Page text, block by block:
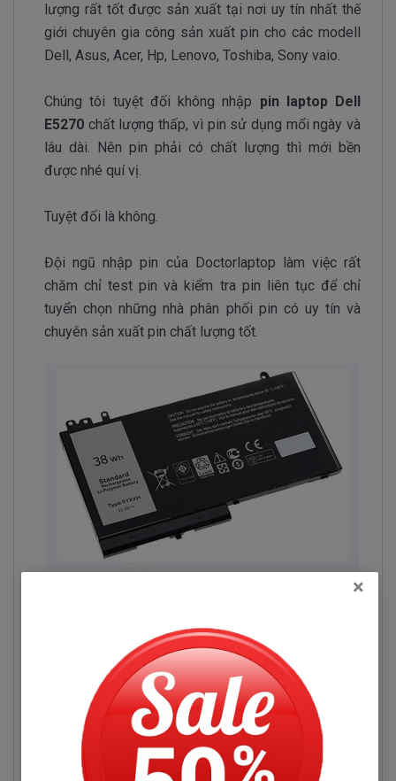
lượng rất tốt được sản xuất tại nơi uy tín nhất thế
giới chuyên gia công sản xuất pin cho các modell
Dell, Asus, Acer, Hp, Lenovo, Toshiba, Sony vaio.
Chúng tôi tuyệt đối không nhập pin laptop Dell
E5270 chất lượng thấp, vì pin sử dụng mổi ngày và
lâu dài. Nên pin phải có chất lượng thì mới bền
được nhé quí vị.
Tuyệt đối là không.
Đội ngũ nhập pin của Doctorlaptop làm việc rất
chăm chỉ test pin và kiểm tra pin liên tục để chỉ
tuyển chọn những nhà phân phối pin có uy tín và
chuyên sản xuất pin chất lượng tốt.
Hình pin Dell Latitude E5270
Pin Máy Tính Xách Dell Latitude
E5270 Những Hư Hỏng Thường Gặp
Đọc thêm
Hỏi đáp
×